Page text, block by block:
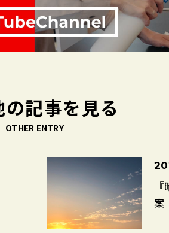
記事を見る
OTHER ENTRY
案